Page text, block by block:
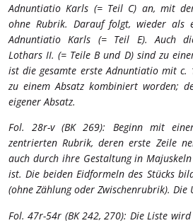
Adnuntiatio Karls (= Teil C) an, mit
ohne Rubrik. Darauf folgt, wieder als
Adnuntiatio Karls (= Teil E). Auch
Lothars II. (= Teile B und D) sind zu
ist die gesamte erste Adnuntiatio mit c.
zu einem Absatz kombiniert worden;
eigener Absatz.
Fol. 28r-v (BK 269): Beginn mit
zentrierten Rubrik, deren erste Zeile
auch durch ihre Gestaltung in
ist. Die beiden Eidformeln des Stücks
(ohne Zählung oder Zwischenrubrik).
Fol. 47r-54r (BK 242, 270): Die Liste